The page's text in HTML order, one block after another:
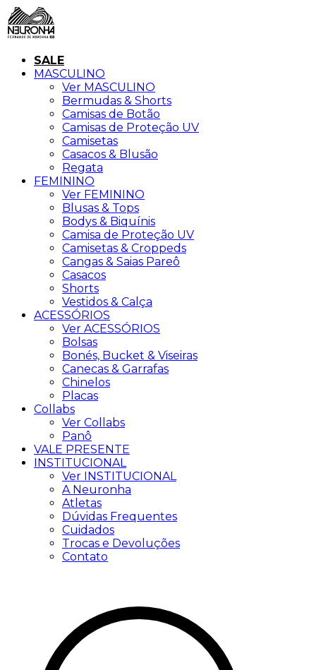
SALE
MASCULINO
Ver MASCULINO
Bermudas & Shorts
Camisas de Botão
Camisas de Proteção UV
Camisetas
Casacos & Blusão
Regata
FEMININO
Ver FEMININO
Blusas & Tops
Bodys & Biquínis
Camisa de Proteção UV
Camisetas & Croppeds
Cangas & Saias Pareô
Casacos
Shorts
Vestidos & Calça
ACESSÓRIOS
Ver ACESSÓRIOS
Bolsas
Bonés, Bucket & Viseiras
Canecas & Garrafas
Chinelos
Placas
Collabs
Ver Collabs
Panô
VALE PRESENTE
INSTITUCIONAL
Ver INSTITUCIONAL
A Neuronha
Atletas
Dúvidas Frequentes
Cuidados
Trocas e Devoluções
Contato